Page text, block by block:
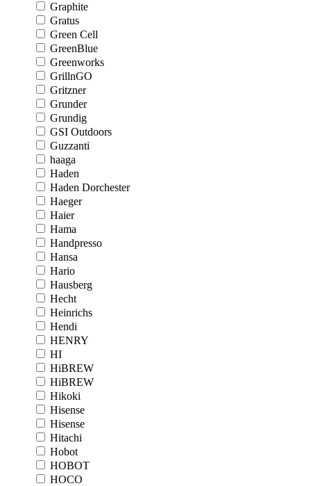
Graphite
Gratus
Green Cell
GreenBlue
Greenworks
GrillnGO
Gritzner
Grunder
Grundig
GSI Outdoors
Guzzanti
haaga
Haden
Haden Dorchester
Haeger
Haier
Hama
Handpresso
Hansa
Hario
Hausberg
Hecht
Heinrichs
Hendi
HENRY
HI
HiBREW
HiBREW
Hikoki
Hisense
Hisense
Hitachi
Hobot
HOBOT
HOCO